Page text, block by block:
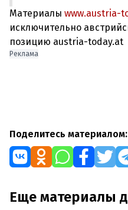
Материалы www.austria-
исключительно
позицию austria-today.at
Реклама
Поделитесь материалом:
Еще материалы